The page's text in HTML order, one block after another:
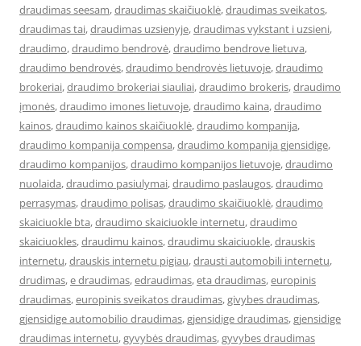
draudimas seesam,draudimas skaičiuoklė,draudimas sveikatos,
draudimas tai,draudimas uzsienyje,draudimas vykstant i uzsieni,
draudimo,draudimo bendrovė,draudimo bendrove lietuva,
draudimo bendrovės,draudimo bendrovės lietuvoje,draudimo
brokeriai,draudimo brokeriai siauliai,draudimo brokeris,draudimo
įmonės,draudimo imones lietuvoje,draudimo kaina,draudimo
kainos,draudimo kainos skaičiuoklė,draudimo kompanija,
draudimo kompanija compensa,draudimo kompanija gjensidige,
draudimo kompanijos,draudimo kompanijos lietuvoje,draudimo
nuolaida,draudimo pasiulymai,draudimo paslaugos,draudimo
perrasymas,draudimo polisas,draudimo skaičiuoklė,draudimo
skaiciuokle bta,draudimo skaiciuokle internetu,draudimo
skaiciuokles,draudimu kainos,draudimu skaiciuokle,drauskis
internetu,drauskis internetu pigiau,drausti automobili internetu,
drudimas,e draudimas,edraudimas,eta draudimas,europinis
draudimas,europinis sveikatos draudimas,givybes draudimas,
gjensidige automobilio draudimas,gjensidige draudimas,gjensidige
draudimas internetu,gyvybės draudimas,gyvybes draudimas